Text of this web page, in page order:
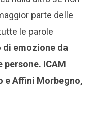
parte delle
le parole
di emozione da
ICAM
e Affini Morbegno,